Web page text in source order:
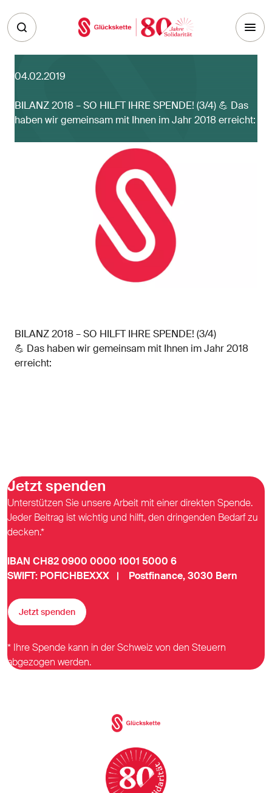
04.02.2019
BILANZ 2018 – SO HILFT IHRE SPENDE! (3/4) 💪 Das
haben wir gemeinsam mit Ihnen im Jahr 2018 erreicht:
BILANZ 2018 – SO HILFT IHRE SPENDE! (3/4)
💪 Das haben wir gemeinsam mit Ihnen im Jahr 2018
erreicht:
Jetzt spenden
Unterstützen Sie unsere Arbeit mit einer direkten Spende.
Jeder Beitrag ist wichtig und hilft, den dringenden Bedarf zu
decken.*
IBAN CH82 0900 0000 1001 5000 6
SWIFT: POFICHBEXXX | Postfinance, 3030 Bern
Jetzt spenden
* Ihre Spende kann in der Schweiz von den Steuern
abgezogen werden.